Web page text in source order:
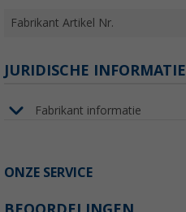
Fabrikant Artikel Nr.
JURIDISCHE INFORMATIE
Fabrikant informatie
ONZE SERVICE